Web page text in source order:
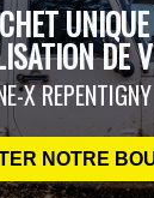
DE
X REPENTIGNY
NOTRE